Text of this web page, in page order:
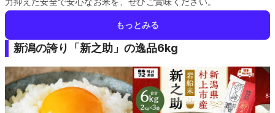
もっとみる
新潟の誇り「新之助」の逸品6kg